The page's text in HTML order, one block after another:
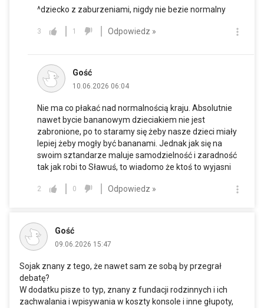
^dziecko z zaburzeniami, nigdy nie bezie normalny
3 1 Odpowiedz »
Gość
10.06.2026 06:04
Nie ma co płakać nad normalnością kraju. Absolutnie
nawet bycie bananowym dzieciakiem nie jest
zabronione, po to staramy się żeby nasze dzieci miały
lepiej żeby mogły być bananami. Jednak jak się na
swoim sztandarze maluje samodzielność i zaradność
tak jak robi to Sławuś, to wiadomo że ktoś to wyjasni
2 0 Odpowiedz »
Gość
09.06.2026 15:47
Sojak znany z tego, że nawet sam ze sobą by przegrał
debatę?
W dodatku pisze to typ, znany z fundacji rodzinnych i ich
zachwalania i wpisywania w koszty konsole i inne głupoty,